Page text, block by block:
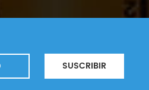
SUSCRIBIR